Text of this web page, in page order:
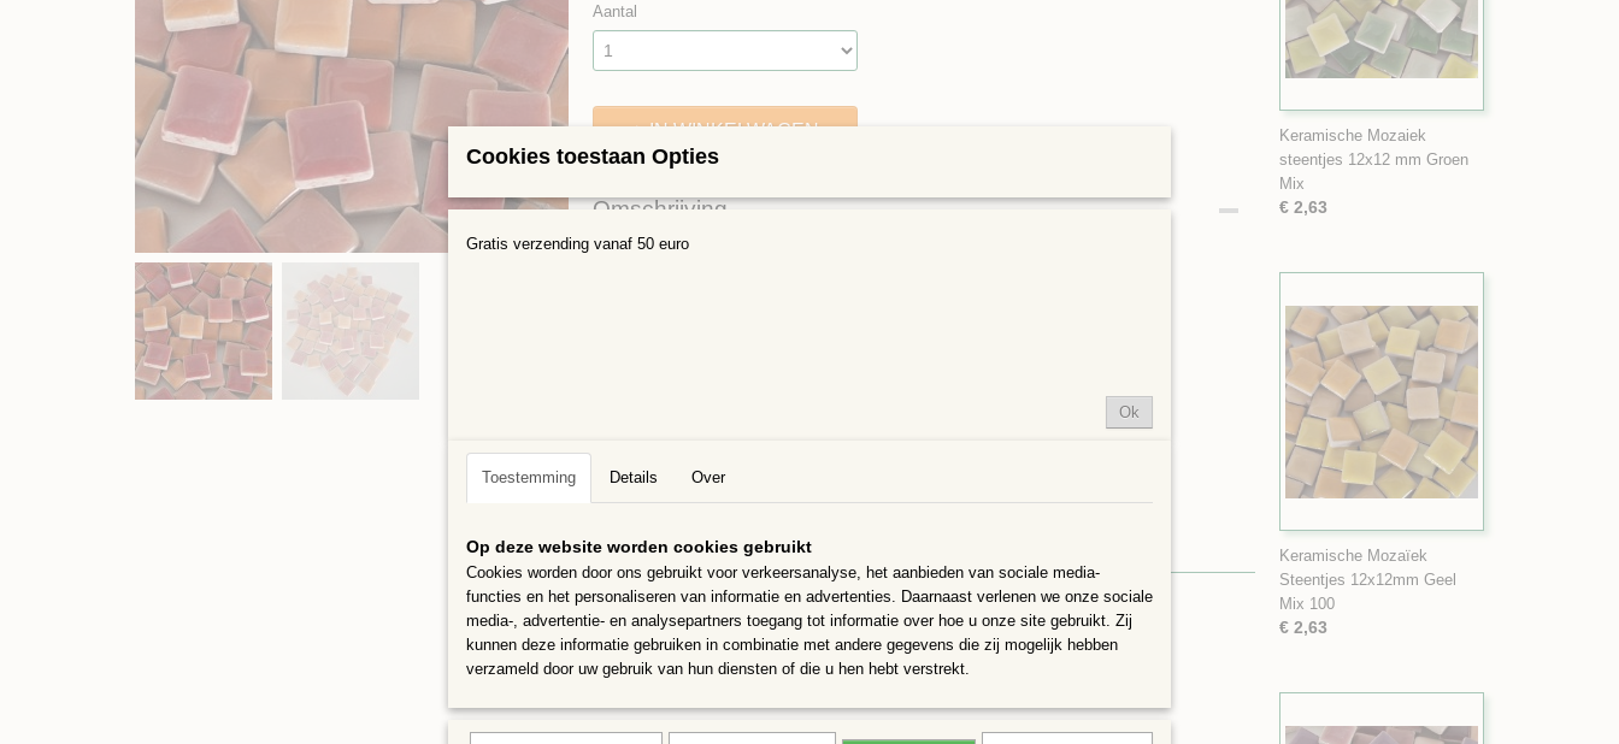
Aantal
IN WINKELWAGEN
Omschrijving
Vierkante Keramische steentjes 12 x 12 mm Rood Mix
De steentjes zijn te knippen met een keramiektang
De achterkant is plat, de voorkant is iets gebold.
De kleuren in het bakje kunnen iets afwijken van de foto
Keramische Mozaiek
steentjes 12x12 mm Groen
Mix
€ 2,63
Keramische Mozaïek
Steentjes 12x12mm Geel
Mix 100
€ 2,63
Cookies toestaan Opties
Gratis verzending vanaf 50 euro
Ok
Toestemming Details Over
Op deze website worden cookies gebruikt
Cookies worden door ons gebruikt voor verkeersanalyse, het aanbieden van sociale media-
functies en het personaliseren van informatie en advertenties. Daarnaast verlenen we onze sociale
media-, advertentie- en analysepartners toegang tot informatie over hoe u onze site gebruikt. Zij
kunnen deze informatie gebruiken in combinatie met andere gegevens die zij mogelijk hebben
verzameld door uw gebruik van hun diensten of die u hen hebt verstrekt.